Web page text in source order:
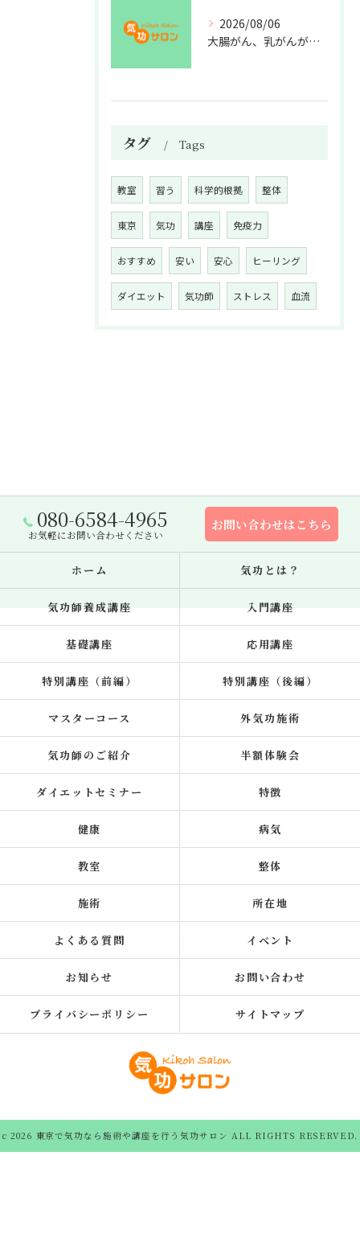
2026/08/06
大腸がん、乳がんが増えた理由
タグ Tags
教室 習う 科学的根拠 整体
東京 気功 講座 免疫力
おすすめ 安い 安心 ヒーリング
ダイエット 気功師 ストレス 血流
080-6584-4965
お気軽にお問い合わせください
お問い合わせはこちら
ホーム 気功とは？
気功師養成講座 入門講座
基礎講座 応用講座
特別講座（前編） 特別講座（後編）
マスターコース 外気功施術
気功師のご紹介 半額体験会
ダイエットセミナー 特徴
健康 病気
教室 整体
施術 所在地
よくある質問 イベント
お知らせ お問い合わせ
プライバシーポリシー サイトマップ
c 2026 東京で気功なら施術や講座を行う気功サロン ALL RIGHTS RESERVED.